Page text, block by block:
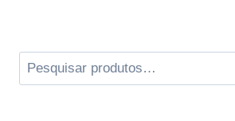
Pesquisar
por: